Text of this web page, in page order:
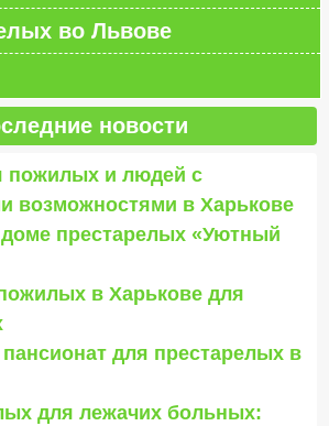
во Львове
новости
пожилых и людей с
возможностями в Харькове
престарелых «Уютный
в Харькове для
для престарелых в
для лежачих больных: